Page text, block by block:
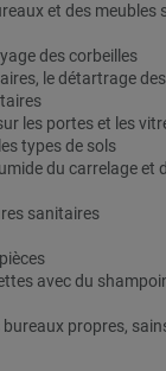
et des meubles
des corbeilles
le détartrage
les portes et les
types de sols
du carrelage et
sanitaires
avec du
propres,